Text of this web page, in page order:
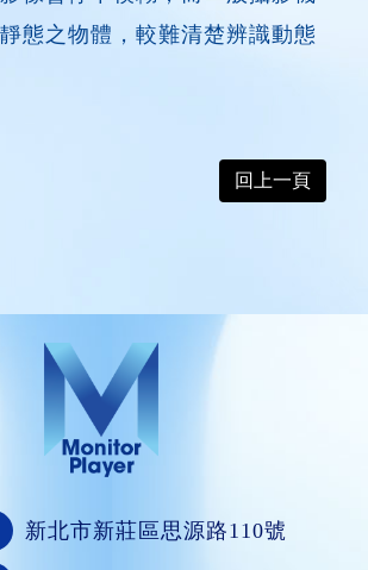
態之物體，較難清楚辨識動態
回上一頁
新北市新莊區思源路110號